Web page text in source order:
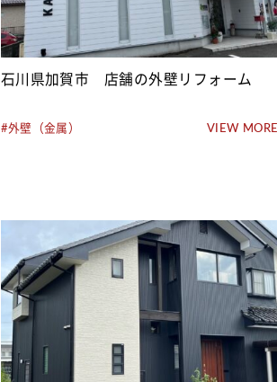
石川県加賀市 店舗の外壁リフォーム
#外壁（金属） VIEW MORE